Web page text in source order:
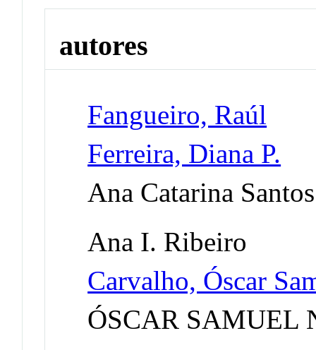
autores
Fangueiro, Raúl
Ferreira, Diana P.
Ana Catarina
Ana I. Ribeiro
Carvalho, Óscar
ÓSCAR SAMUEL